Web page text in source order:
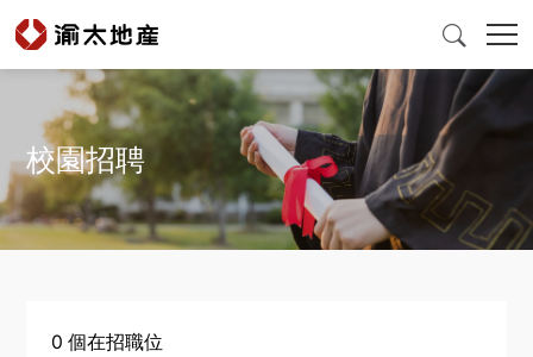

首頁
產品與服務
爲什麽選擇渝太
校園招聘
0 個在招職位